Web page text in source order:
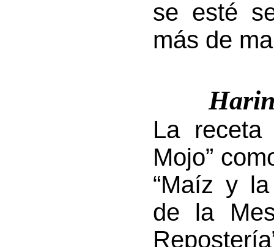
se esté
más de
La receta
Mojo”
“Maíz y
de la